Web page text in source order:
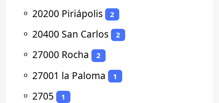
⚬ 20200 Piriápolis 2
⚬ 20400 San Carlos 2
⚬ 27000 Rocha 2
⚬ 27001 la Paloma 1
⚬ 2705 1